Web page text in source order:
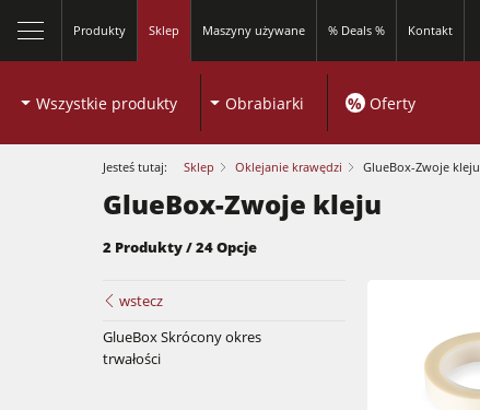
Produkty Sklep Maszyny używane % Deals % Kontakt
Frezarki dolnowrzecionowe
Wszystkie produkty Obrabiarki % Oferty
Jesteś tutaj: Sklep Oklejanie krawędzi GlueBox-Zwoje kleju
GlueBox-Zwoje kleju
2 Produkty / 24 Opcje
wstecz
GlueBox Skrócony okres
trwałości